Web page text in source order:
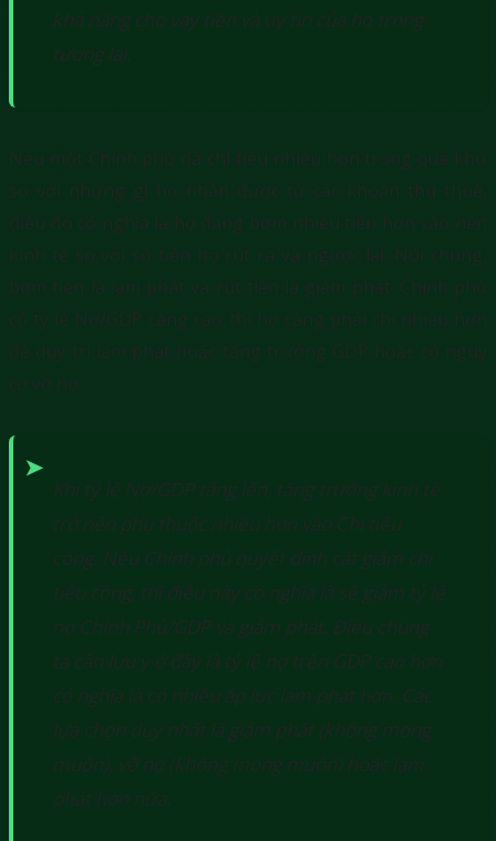
khả năng cho vay tiền và uy tín của họ trong
tương lai.
Nếu một Chính phủ đã chi tiêu nhiều hơn trong quá khứ
so với những gì họ nhận được từ các khoản thu thuế,
điều đó có nghĩa là họ đang bơm nhiều tiền hơn vào nền
kinh tế so với số tiền họ rút ra và ngược lại. Nói chung,
bơm tiền là lạm phát và rút tiền là giảm phát. Chính phủ
có tỷ lệ Nợ/GDP càng cao thì họ càng phải chi nhiều hơn
để duy trì lạm phát hoặc tăng trưởng GDP hoặc có nguy
cơ vỡ nợ.
Khi tỷ lệ Nợ/GDP tăng lên, tăng trưởng kinh tế
trở nên phụ thuộc nhiều hơn vào Chi tiêu
công. Nếu Chính phủ quyết định cắt giảm chi
tiêu công, thì điều này có nghĩa là sẽ giảm tỷ lệ
nợ Chính Phủ/GDP và giảm phát. Điều chúng
ta cần lưu ý ở đây là tỷ lệ nợ trên GDP cao hơn
có nghĩa là có nhiều áp lực lạm phát hơn. Các
lựa chọn duy nhất là giảm phát (không mong
muốn), vỡ nợ (không mong muốn) hoặc lạm
phát hơn nữa.